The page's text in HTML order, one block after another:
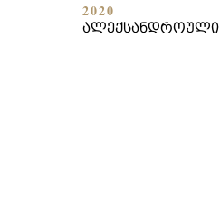
2020
ᲐᲚᲔᲥᲡᲐᲜᲓᲠᲝᲣᲚᲘ